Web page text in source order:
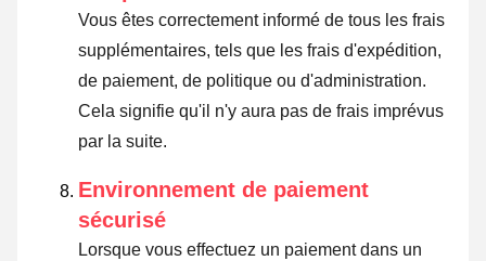
Vous êtes correctement informé de tous les frais
supplémentaires, tels que les frais d'expédition,
de paiement, de politique ou d'administration.
Cela signifie qu'il n'y aura pas de frais imprévus
par la suite.
Environnement de paiement
sécurisé
Lorsque vous effectuez un paiement dans un